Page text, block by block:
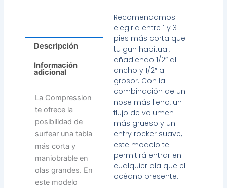
Recomendamos
elegirla entre 1 y 3
pies más corta que
tu gun habitual,
añadiendo 1/2″ al
ancho y 1/2″ al
grosor. Con la
combinación de un
nose más lleno, un
flujo de volumen
más grueso y un
entry rocker suave,
este modelo te
permitirá entrar en
cualquier ola que el
océano presente.
Descripción
Información
adicional
La Compression
te ofrece la
posibilidad de
surfear una tabla
más corta y
maniobrable en
olas grandes. En
este modelo